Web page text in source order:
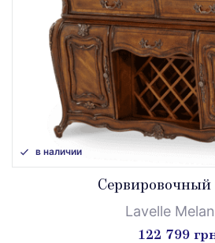
в наличии
Сервировочный
Lavelle
122 799